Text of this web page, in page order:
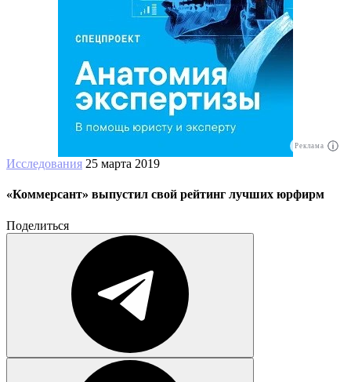
Реклама
Исследования 25 марта 2019
«Коммерсант» выпустил свой рейтинг лучших юрфирм
Поделиться